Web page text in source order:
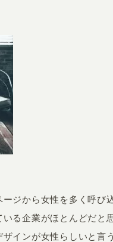
ジから女性を多く呼び
る企業がほとんどだと
インが女性らしいと言